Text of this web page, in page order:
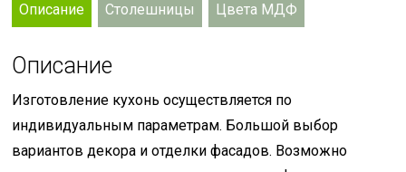
Описание Столешницы Цвета МДФ
Описание
Изготовление кухонь осуществляется по
индивидуальным параметрам. Большой выбор
вариантов декора и отделки фасадов. Возможно